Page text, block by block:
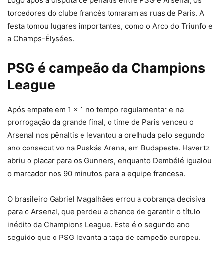
torcedores do clube francês tomaram as ruas de Paris. A
festa tomou lugares importantes, como o Arco do Triunfo e
a Champs-Élysées.
PSG é campeão da Champions
League
Após empate em 1 x 1 no tempo regulamentar e na
prorrogação da grande final, o time de Paris venceu o
Arsenal nos pênaltis e levantou a orelhuda pelo segundo
ano consecutivo na Puskás Arena, em Budapeste. Havertz
abriu o placar para os Gunners, enquanto Dembélé igualou
o marcador nos 90 minutos para a equipe francesa.
O brasileiro Gabriel Magalhães errou a cobrança decisiva
para o Arsenal, que perdeu a chance de garantir o título
inédito da Champions League. Este é o segundo ano
seguido que o PSG levanta a taça de campeão europeu.